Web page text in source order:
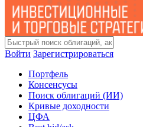
Войти Зарегистрироваться
Портфель
Консенсусы
Поиск облигаций (ИИ)
Кривые доходности
ЦФА